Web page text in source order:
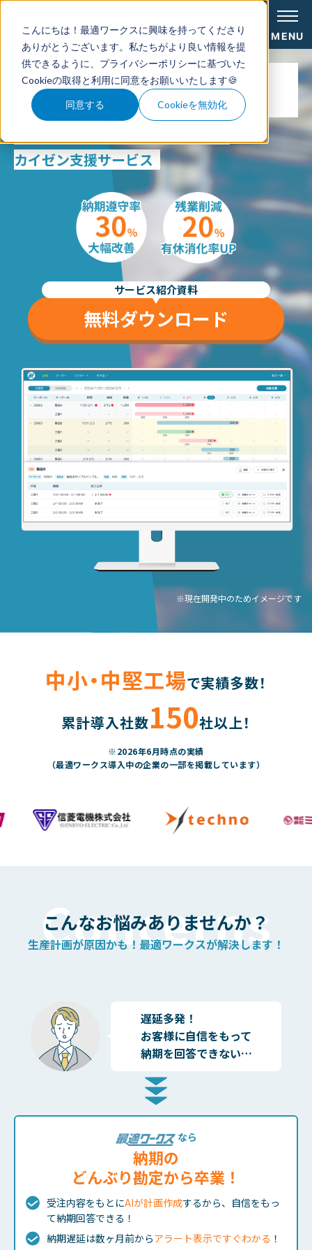
こんにちは！最適ワークスに興味を持ってくださり
ありがとうございます。私たちがより良い情報を提
供できるように、 プライバシーポリシーに基づいた
Cookieの取得と利用に同意をお願いいたします🍪
同意する Cookieを無効化
MENU
AIが効率的な生産計画を
自動立案
カイゼン支援サービス
サービス紹介資料
無料ダウンロード
※現在開発中のためイメージです
中小・中堅工場で実績多数！
累計導入社数150社以上！
※2026年6月時点の実績
（最適ワークス導入中の企業の一部を掲載しています）
こんなお悩みありませんか？
生産計画が原因かも！ 最適ワークスが解決します！
遅延多発！
お客様に自信をもって
納期を回答できない…
なら
納期の
どんぶり勘定から卒業！
受注内容をもとにAIが計画作成するから、自信をもっ
て納期回答できる！
納期遅延は数ヶ月前からアラート表示ですぐわかる ！